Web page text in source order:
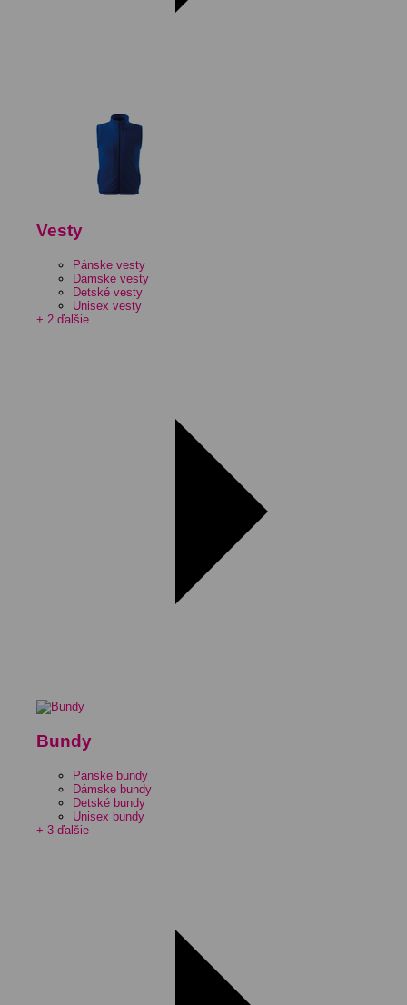
Vesty
Pánske vesty
Dámske vesty
Detské vesty
Unisex vesty
+ 2 ďalšie
Bundy
Pánske bundy
Dámske bundy
Detské bundy
Unisex bundy
+ 3 ďalšie